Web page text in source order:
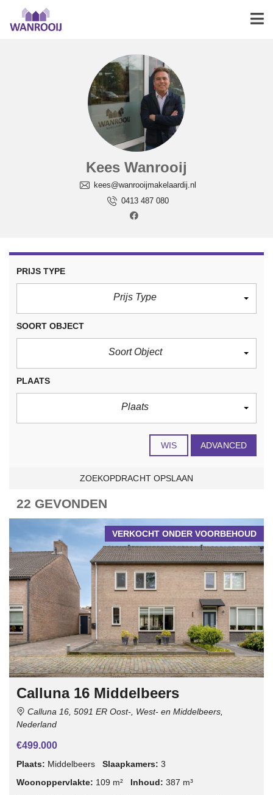
Kees Wanrooij
kees@wanrooijmakelaardij.nl
0413 487 080
PRIJS TYPE
Prijs Type
SOORT OBJECT
Soort Object
PLAATS
Plaats
WIS ADVANCED
ZOEKOPDRACHT OPSLAAN
22 GEVONDEN
VERKOCHT ONDER VOORBEHOUD
Calluna 16 Middelbeers
Calluna 16, 5091 ER Oost-, West- en Middelbeers,
Nederland
€499.000
Plaats: Middelbeers Slaapkamers: 3
Woonoppervlakte: 109 m² Inhoud: 387 m³